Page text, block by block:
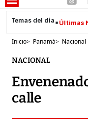
Últimas
Inicio> Panamá> Nacional
NACIONAL
calle